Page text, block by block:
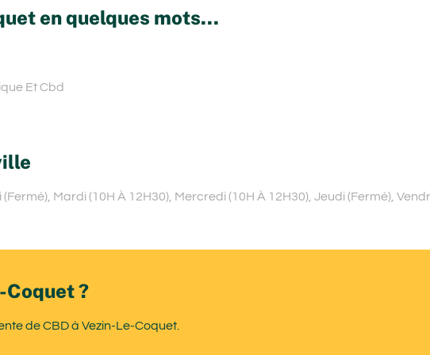
en quelques mots...
Et Cbd
Mardi (10H À 12H30), Mercredi (10H À 12H30), Jeudi (Fermé),
Coquet ?
de CBD à Vezin-Le-Coquet.